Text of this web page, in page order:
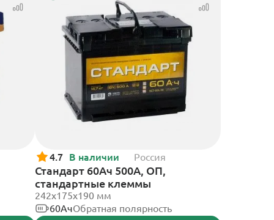
4.7 В наличии Россия
Стандарт 60Ач 500А, ОП,
стандартные клеммы
242x175x190 мм
60АчОбратная полярность